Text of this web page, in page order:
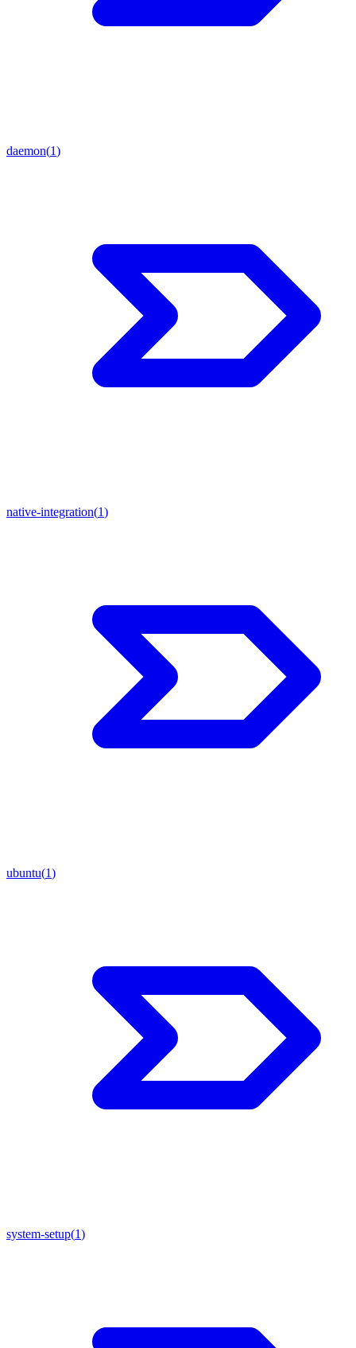
daemon(1)
native-integration(1)
ubuntu(1)
system-setup(1)